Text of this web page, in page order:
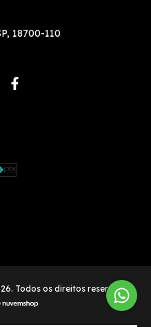
18700-110
Todos os direitos reservados.